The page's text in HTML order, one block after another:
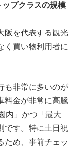
プクラスの規模
阪を代表する観光
く買い物利用者に
も非常に多いのが
料金が非常に高騰
内」かつ「最大
です。特に土日祝
ため、事前チェッ